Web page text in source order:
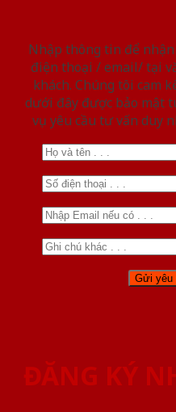
Nhập thông tin để
điện thoại / email/ tại
khách. Chúng tôi cam
dưới đây được bảo mật
vụ yêu cầu tư vấn duy
ĐĂNG KÝ